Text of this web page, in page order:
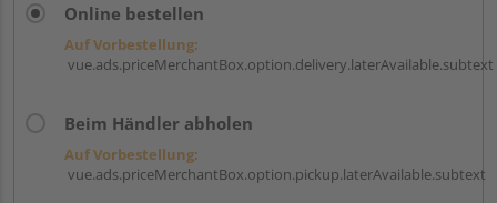
Online bestellen
Auf Vorbestellung:
vue.ads.priceMerchantBox.option.delivery.laterAvailable.subtext
Beim Händler abholen
Auf Vorbestellung:
vue.ads.priceMerchantBox.option.pickup.laterAvailable.subtext